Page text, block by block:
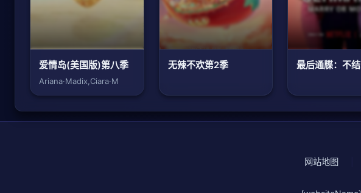
爱情岛(美国版)第八季
Ariana·Madix,Ciara·M
无辣不欢第2季
网站地图